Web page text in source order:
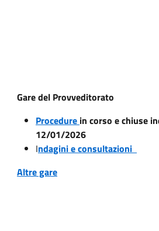
Gare del Provveditorato
Procedure in corso e chiuse
12/01/2026
Indagini e consultazioni
Altre gare